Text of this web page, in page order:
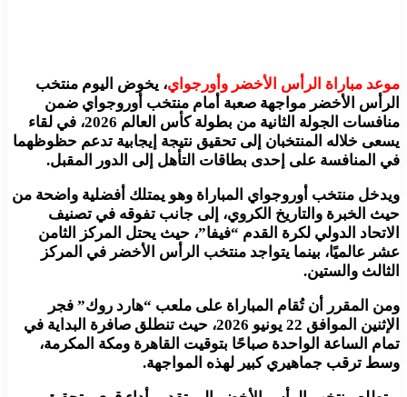
موعد مباراة الرأس الأخضر وأورجواي، يخوض اليوم منتخب
الرأس الأخضر مواجهة صعبة أمام منتخب أوروجواي ضمن
منافسات الجولة الثانية من بطولة كأس العالم 2026، في لقاء
يسعى خلاله المنتخبان إلى تحقيق نتيجة إيجابية تدعم حظوظهما
في المنافسة على إحدى بطاقات التأهل إلى الدور المقبل.
ويدخل منتخب أوروجواي المباراة وهو يمتلك أفضلية واضحة من
حيث الخبرة والتاريخ الكروي، إلى جانب تفوقه في تصنيف
الاتحاد الدولي لكرة القدم “فيفا”، حيث يحتل المركز الثامن
عشر عالميًا، بينما يتواجد منتخب الرأس الأخضر في المركز
الثالث والستين.
ومن المقرر أن تُقام المباراة على ملعب “هارد روك” فجر
الإثنين الموافق 22 يونيو 2026، حيث تنطلق صافرة البداية في
تمام الساعة الواحدة صباحًا بتوقيت القاهرة ومكة المكرمة،
وسط ترقب جماهيري كبير لهذه المواجهة.